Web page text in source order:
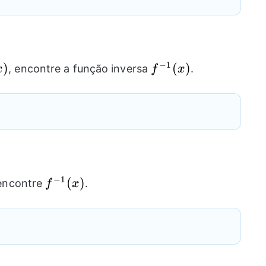
), encontre a função inversa {{f}^{-1}}
f −1 (x).
{{f}^{-
f −1 (x).